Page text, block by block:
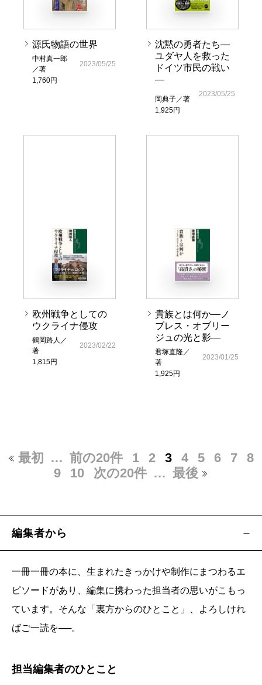
源氏物語の世界
中村真一郎
／著
1,760円
2023/05/25
沈黙の勇者たち―
ユダヤ人を救った
ドイツ市民の戦い
―
岡典子／著
1,925円
2023/05/25
欧州戦争としての
ウクライナ侵攻
鶴岡路人／
著
1,815円
2023/02/22
貴族とは何か―ノ
ブレス・オブリー
ジュの光と影―
君塚直隆／
著
1,925円
2023/01/25
最初 … 前の20件 1 2 3 4 5 6 7
8
9
10 次の20件 … 最後
編集者から
一冊一冊の本に、生まれたきっかけや制作にまつわるエ
ピソードがあり、編集に携わった担当者の思いがこもっ
ています。そんな「裏方からのひとこと」、よろしけれ
ばご一読を──。
担当編集者のひとこと